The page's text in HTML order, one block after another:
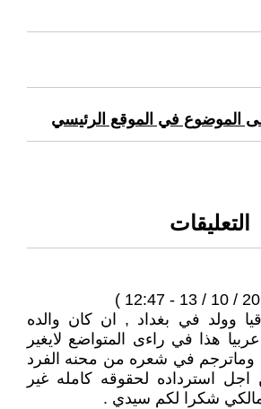
الموضوع في الموقع الرئيسي
التعليقات
وولد في بغداد , ان كان والده
عربيا هذا في راءى المتواضع لايغير
في شعره من محنه الفرد
اجل استرداده لحقوقه كامله غير
شكرا لكم سيدي .